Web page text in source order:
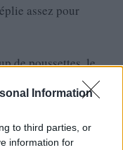
Information
to third parties, or
information for
assez pour
de poussettes, le
et a une capacité
trouver un moyen de